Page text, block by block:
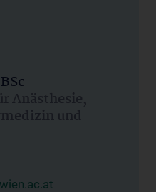
Anästhesie,
und